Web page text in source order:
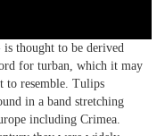
thought to be derived
for turban, which it may
to resemble. Tulips
in a band stretching
including Crimea.